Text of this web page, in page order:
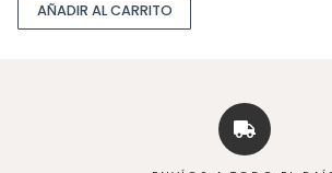
AÑADIR AL CARRITO